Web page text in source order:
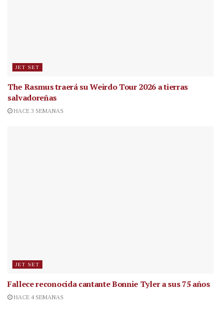
JET SET
The Rasmus traerá su Weirdo Tour 2026 a tierras
salvadoreñas
HACE 3 SEMANAS
JET SET
Fallece reconocida cantanteBonnie Tyler a sus 75 años
HACE 4 SEMANAS